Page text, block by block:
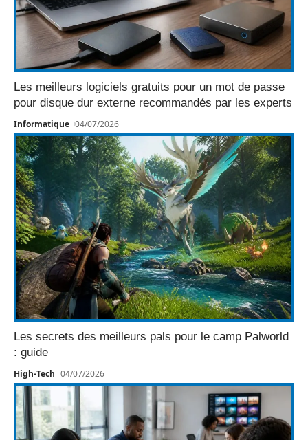
Les meilleurs logiciels gratuits pour un mot de passe
pour disque dur externe recommandés par les experts
Informatique 04/07/2026
Les secrets des meilleurs pals pour le camp Palworld
: guide
High-Tech 04/07/2026